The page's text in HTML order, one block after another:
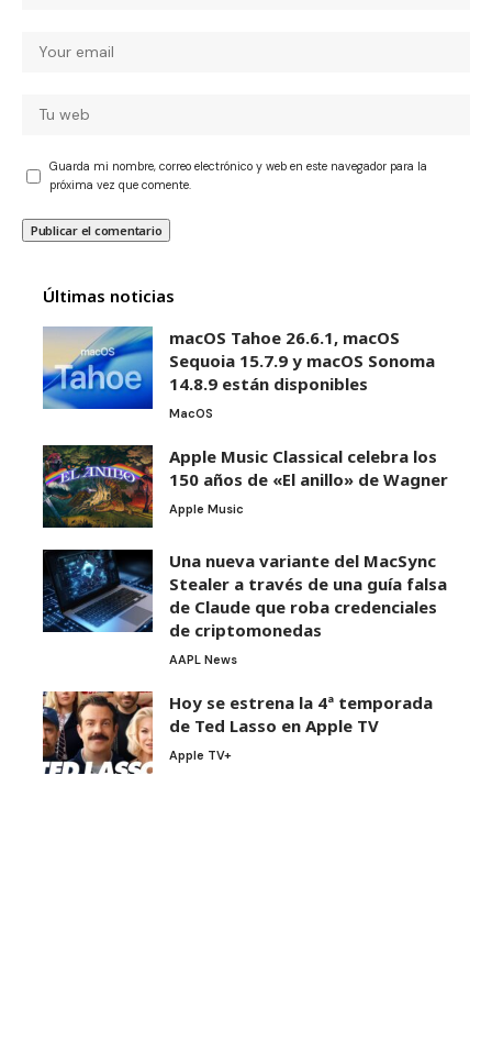
Guarda mi nombre, correo electrónico y web en este navegador para la
próxima vez que comente.
Últimas noticias
macOS Tahoe 26.6.1, macOS
Sequoia 15.7.9 y macOS Sonoma
14.8.9 están disponibles
MacOS
Apple Music Classical celebra los
150 años de «El anillo» de Wagner
Apple Music
Una nueva variante del MacSync
Stealer a través de una guía falsa
de Claude que roba credenciales
de criptomonedas
AAPL News
Hoy se estrena la 4ª temporada
de Ted Lasso en Apple TV
Apple TV+